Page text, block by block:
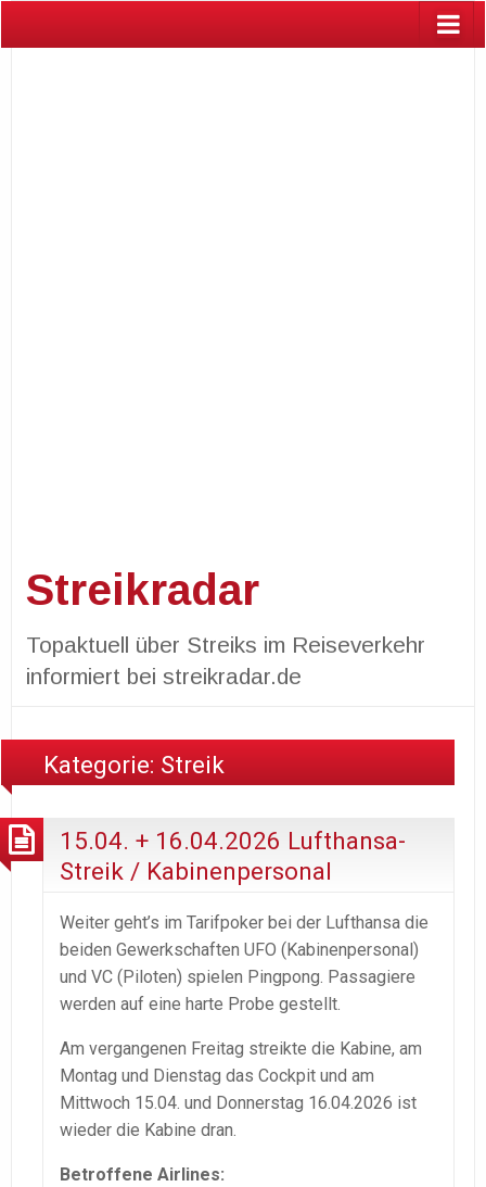
Streikradar
Topaktuell über Streiks im Reiseverkehr
informiert bei streikradar.de
Kategorie: Streik
15.04. + 16.04.2026 Lufthansa-
Streik / Kabinenpersonal
Weiter geht’s im Tarifpoker bei der Lufthansa die
beiden Gewerkschaften UFO (Kabinenpersonal)
und VC (Piloten) spielen Pingpong. Passagiere
werden auf eine harte Probe gestellt.
Am vergangenen Freitag streikte die Kabine, am
Montag und Dienstag das Cockpit und am
Mittwoch 15.04. und Donnerstag 16.04.2026 ist
wieder die Kabine dran.
Betroffene Airlines: